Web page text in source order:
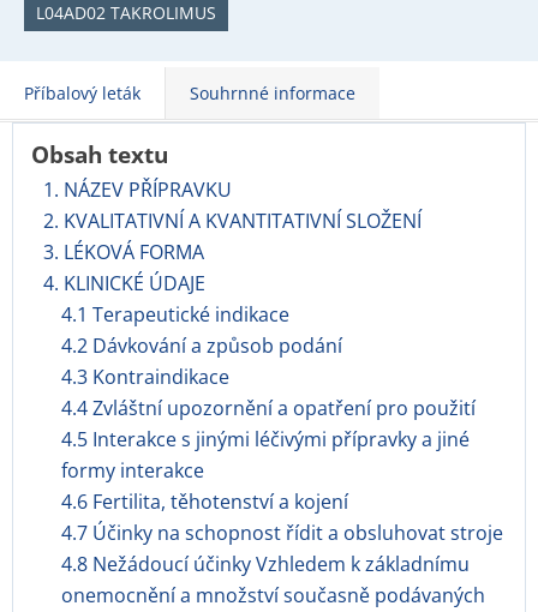
L04AD02 TAKROLIMUS
Příbalový leták Souhrnné informace
Obsah textu
1. NÁZEV PŘÍPRAVKU
2. KVALITATIVNÍ A KVANTITATIVNÍ SLOŽENÍ
3. LÉKOVÁ FORMA
4. KLINICKÉ ÚDAJE
4.1 Terapeutické indikace
4.2 Dávkování a způsob podání
4.3 Kontraindikace
4.4 Zvláštní upozornění a opatření pro použití
4.5 Interakce s jinými léčivými přípravky a jiné
formy interakce
4.6 Fertilita, těhotenství a kojení
4.7 Účinky na schopnost řídit a obsluhovat stroje
4.8 Nežádoucí účinky Vzhledem k základnímu
onemocnění a množství současně podávaných